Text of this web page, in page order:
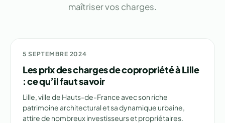
maîtriser vos charges.
NON CLASSÉ
5 SEPTEMBRE 2024
Les prix des charges de copropriété à Lille
: ce qu’il faut savoir
Lille, ville de Hauts-de-France avec son riche
patrimoine architectural et sa dynamique urbaine,
attire de nombreux investisseurs et propriétaires.